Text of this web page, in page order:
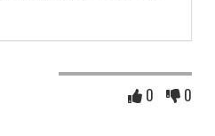
0 0